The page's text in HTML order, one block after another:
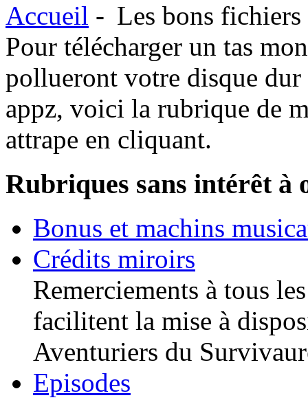
Accueil
Les bons fichiers
Pour télécharger un tas
pollueront votre disque dur
appz, voici la rubrique de
attrape en cliquant.
Rubriques sans intérêt à
Bonus et machins
Crédits miroirs
Remerciements à tous
facilitent la mise à
Aventuriers du
Episodes